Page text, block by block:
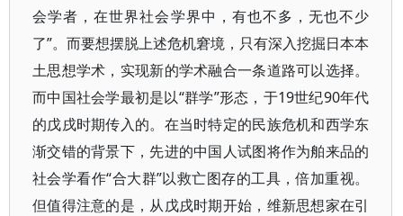
会学者，在世界社会学界中，有也不多，无也不少
了”。而要想摆脱上述危机窘境，只有深入挖掘日本本
土思想学术，实现新的学术融合一条道路可以选择。
而中国社会学最初是以“群学”形态，于19世纪90年代
的戊戌时期传入的。在当时特定的民族危机和西学东
渐交错的背景下，先进的中国人试图将作为舶来品的
社会学看作“合大群”以救亡图存的工具，倍加重视。
但值得注意的是，从戊戌时期开始，维新思想家在引